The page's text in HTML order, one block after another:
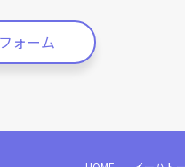
ォーム